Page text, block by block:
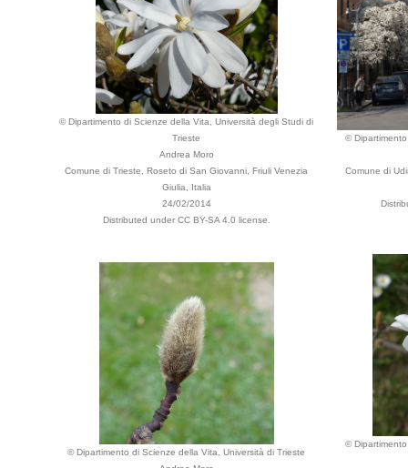
© Dipartimento di Scienze della Vita, Università degli Studi di
Trieste
Andrea Moro
Comune di Trieste, Roseto di San Giovanni, Friuli Venezia
Giulia, Italia
24/02/2014
Distributed under CC BY-SA 4.0 license.
©
Comune di
© Dipartimento di Scienze della Vita, Università di Trieste
©